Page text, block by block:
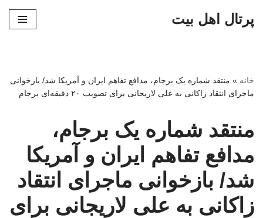
پرتال اهل بیت
خانه » منتقد شماره یک برجام، مدافع تفاهم ایران و آمریکا شد/ بازخوانی
ماجرای انتقاد زاکانی به علی لاریجانی برای تصویب ۲۰ دقیقه‌ای برجام
منتقد شماره یک برجام،
مدافع تفاهم ایران و آمریکا
شد/ بازخوانی ماجرای انتقاد
زاکانی به علی لاریجانی برای